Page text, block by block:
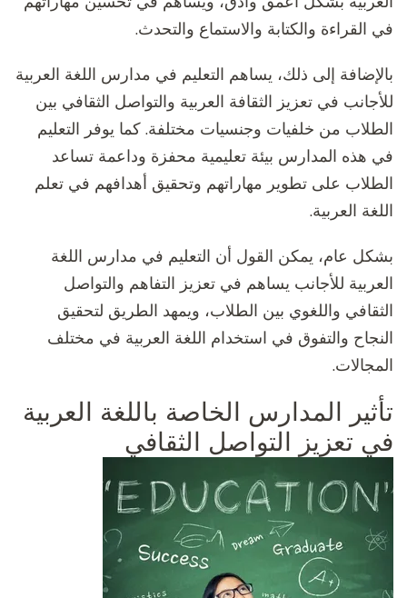
في القراءة والكتابة والاستماع والتحدث.
بالإضافة إلى ذلك، يساهم التعليم في مدارس اللغة العربية
للأجانب في تعزيز الثقافة العربية والتواصل الثقافي بين
الطلاب من خلفيات وجنسيات مختلفة. كما يوفر التعليم
في هذه المدارس بيئة تعليمية محفزة وداعمة تساعد
الطلاب على تطوير مهاراتهم وتحقيق أهدافهم في تعلم
اللغة العربية.
بشكل عام، يمكن القول أن التعليم في مدارس اللغة
العربية للأجانب يساهم في تعزيز التفاهم والتواصل
الثقافي واللغوي بين الطلاب، ويمهد الطريق لتحقيق
النجاح والتفوق في استخدام اللغة العربية في مختلف
المجالات.
تأثير المدارس الخاصة باللغة العربية
في تعزيز التواصل الثقافي